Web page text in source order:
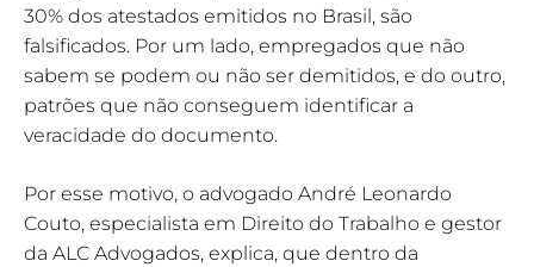
30% dos atestados emitidos no Brasil, são
falsificados. Por um lado, empregados que não
sabem se podem ou não ser demitidos, e do outro,
patrões que não conseguem identificar a
veracidade do documento.
Por esse motivo, o advogado André Leonardo
Couto, especialista em Direito do Trabalho e gestor
da ALC Advogados, explica, que dentro da